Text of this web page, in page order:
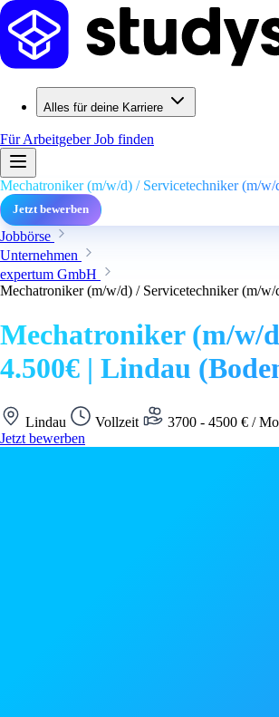
Alles für deine Karriere
Für ArbeitgeberJob finden
Mechatroniker (m/w/d) / Servicetechniker (m/
Jetzt bewerben
Jobbörse
Unternehmen
expertum GmbH
Mechatroniker (m/w/d) / Servicetechniker (m/
Mechatroniker (m/w/
4.500€ | Lindau
Lindau Vollzeit 3700 - 4500 € /
Jetzt bewerben